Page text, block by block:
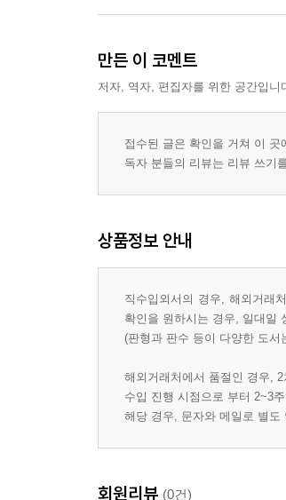
만든 이 코멘트
저자, 역자, 편집자를 위한 공간입
접수된 글은 확인을 거쳐 이 곳
독자 분들의 리뷰는 리뷰 쓰기
상품정보 안내
직수입외서의 경우, 해외거래
확인을 원하시는 경우, 일대일
(판형과 판수 등이 다양한 도
해외거래처에서 품절인 경우,
수입 진행 시점으로 부터 2~3
해당 경우, 문자와 메일로 별도
회원리뷰 (0건)